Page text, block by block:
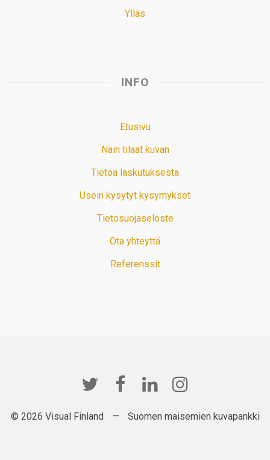
Ylläs
INFO
Etusivu
Näin tilaat kuvan
Tietoa laskutuksesta
Usein kysytyt kysymykset
Tietosuojaseloste
Ota yhteyttä
Referenssit
© 2026 Visual Finland — Suomen maisemien kuvapankki